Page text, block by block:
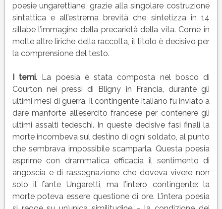
poesie ungarettiane, grazie alla singolare costruzione
sintattica e all’estrema brevità che sintetizza in 14
sillabe l’immagine della precarietà della vita. Come in
molte altre liriche della raccolta, il titolo è decisivo per
la comprensione del testo.
I temi. La poesia è stata composta nel bosco di
Courton nei pressi di Bligny in Francia, durante gli
ultimi mesi di guerra. Il contingente italiano fu inviato a
dare manforte all’esercito francese per contenere gli
ultimi assalti tedeschi. In queste decisive fasi finali la
morte incombeva sul destino di ogni soldato, al punto
che sembrava impossibile scamparla. Questa poesia
esprime con drammatica efficacia il sentimento di
angoscia e di rassegnazione che doveva vivere non
solo il fante Ungaretti, ma l’intero contingente: la
morte poteva essere questione di ore. L’intera poesia